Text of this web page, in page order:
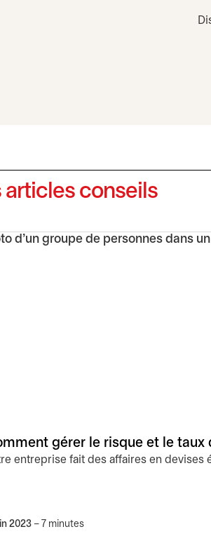
articles conseils
gérer le risque et le taux
entreprise fait des affaires en devises
2023 – 7 minutes